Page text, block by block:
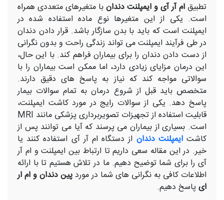
تطبیق ام آر آی و ایمپلنت دندانبا متغیرهای متعددی همراه
است. یکی از این متغیرها نوع ماده استفاده شده در
ایمپلنت است که باید با بدن سازگار باشد. قرار دادن دندان
در طی فرآیند ایمپلنت می تواند زندگی راحت و بدون نگرانی
از دست دادن دندان را برای بیماران فراهم کند. با این حال،
این درمان مزایای زیادی دارد، اما ممکن است بیماران را با
سوالاتی مواجه کند که نیاز به پاسخ های دقیق دارند.
متخصص باید قبل از شروع درمان به تمام سوالات بیمار
پاسخ دهد. یکی از سوالات رایج در مورد کاشت ایمپلنت،
قابلیت استفاده از تجهیزات تصویربرداری پزشکی مانند MRI
است. بسیاری از بیماران می پرسند که آیا می توانند پس از
کاشتایمپلنت دندان از دستگاه ام آر آی استفاده کنند یا
خیر. در این مقاله سعی داریم تا ارتباط بین ایمپلنت و ام آر
آی را برای شما توضیح دهیم. ما در تلاش هستیم تا با ارائه
اطلاعات کافی به نگرانی های شما در موردپین دندان و ام ار
ای پاسخ دهیم.